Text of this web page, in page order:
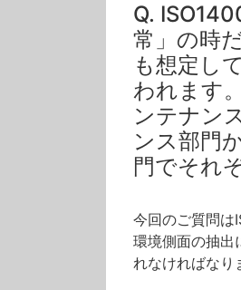
Q.
常」の時
も想定し
われます
ンテナン
ンス部門
門でそれ
今回のご質問は
環境側面の抽出
れなければなり